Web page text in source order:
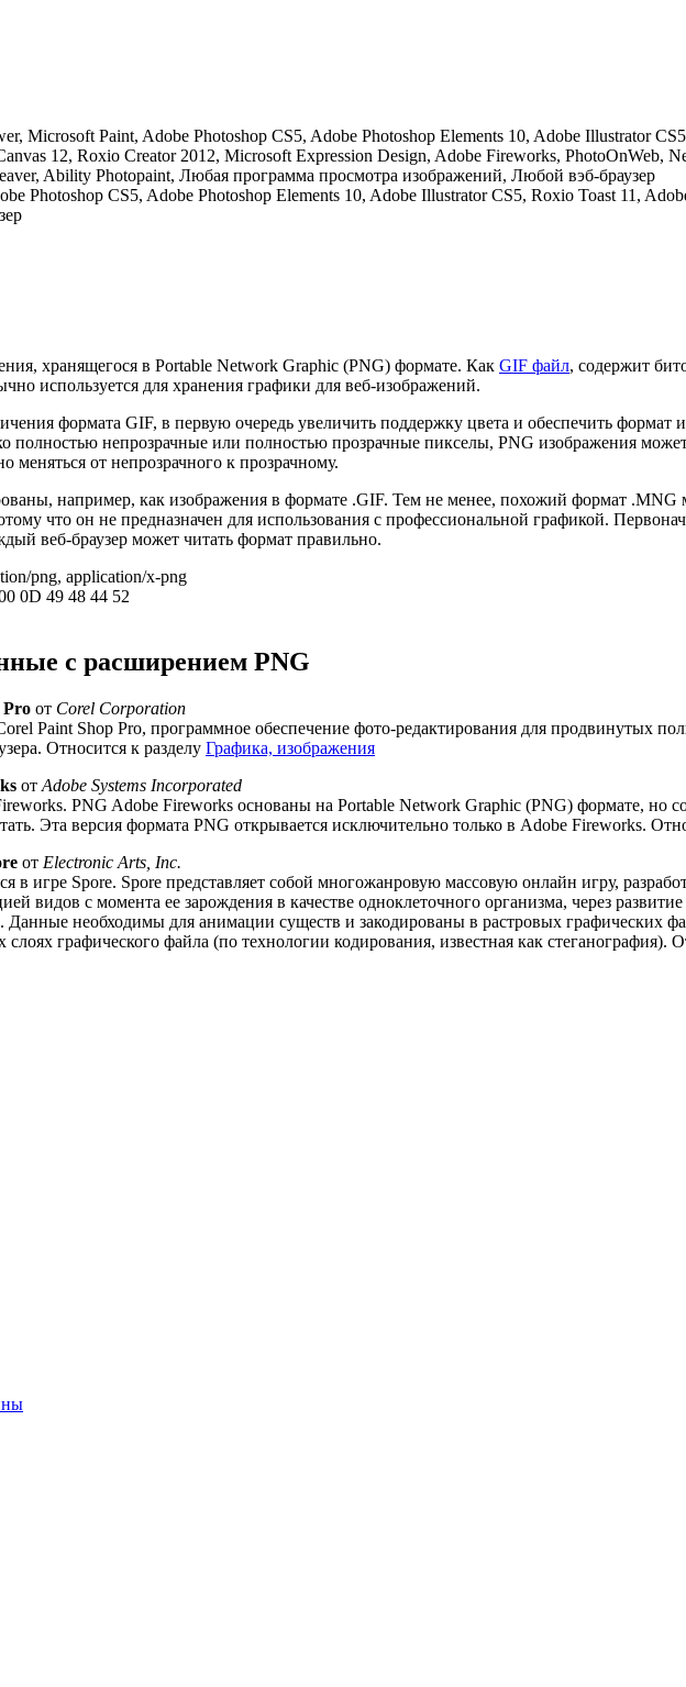
Microsoft Paint, Adobe Photoshop CS5, Adobe Photoshop Elements 10, Adobe Illustrator
12, Roxio Creator 2012, Microsoft Expression Design, Adobe Fireworks, PhotoOnWeb,
Ability Photopaint, Любая программа просмотра изображений, Любой вэб-браузер
Photoshop CS5, Adobe Photoshop Elements 10, Adobe Illustrator CS5, Roxio Toast 11,
хранящегося в Portable Network Graphic (PNG) формате. Как GIF файл, содержит
используется для хранения графики для веб-изображений.
формата GIF, в первую очередь увеличить поддержку цвета и обеспечить формат
полностью непрозрачные или полностью прозрачные пикселы, PNG изображения
меняться от непрозрачного к прозрачному.
например, как изображения в формате .GIF. Тем не менее, похожий формат
что он не предназначен для использования с профессиональной графикой.
веб-браузер может читать формат правильно.
png, application/x-png
0D 49 48 44 52
с расширением PNG
Pro от Corel Corporation
Paint Shop Pro, программное обеспечение фото-редактирования для продвинутых
Относится к разделу Графика, изображения
от Adobe Systems Incorporated
PNG Adobe Fireworks основаны на Portable Network Graphic (PNG) формате, но
Эта версия формата PNG открывается исключительно только в Adobe Fireworks.
от Electronic Arts, Inc.
в игре Spore. Spore представляет собой многожанровую массовую онлайн игру,
видов с момента ее зарождения в качестве одноклеточного организма, через
Данные необходимы для анимации существ и закодированы в растровых графических
графического файла (по технологии кодирования, известная как стеганография).